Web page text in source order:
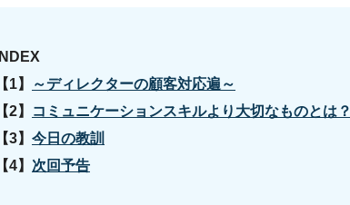
INDEX
～ディレクターの顧客対応遍～
コミュニケーションスキルより大切なものとは？
今日の教訓
次回予告